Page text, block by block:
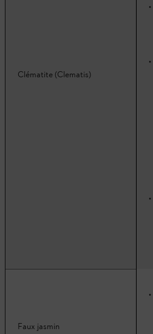
Clématite (Clematis)
Faux jasmin